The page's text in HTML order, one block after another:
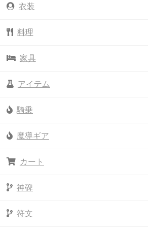
衣装
料理
家具
アイテム
騎乗
魔導ギア
カート
神碑
符文